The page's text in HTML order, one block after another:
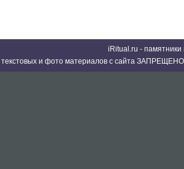
iRitual.ru -
и фото материалов с сайта